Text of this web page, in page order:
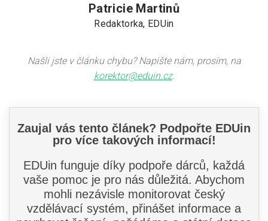
Patricie Martinů
Redaktorka, EDUin
Našli jste v článku chybu? Napište nám, prosím, na
korektor@eduin.cz.